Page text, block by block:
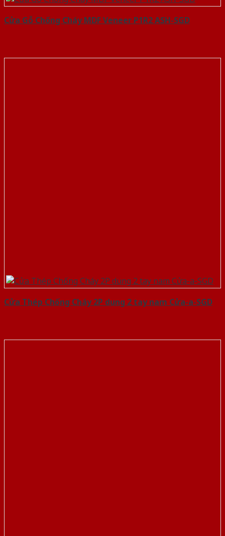
Cửa Gỗ Chống Cháy MDF Veneer P1R2 ASH-SGD
Cửa Thép Chống Cháy 2P dung 2 tay nam Cửa-a-SGD